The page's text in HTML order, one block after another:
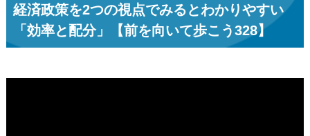
経済政策を2つの視点でみるとわかりやすい
「効率と配分」【前を向いて歩こう328】